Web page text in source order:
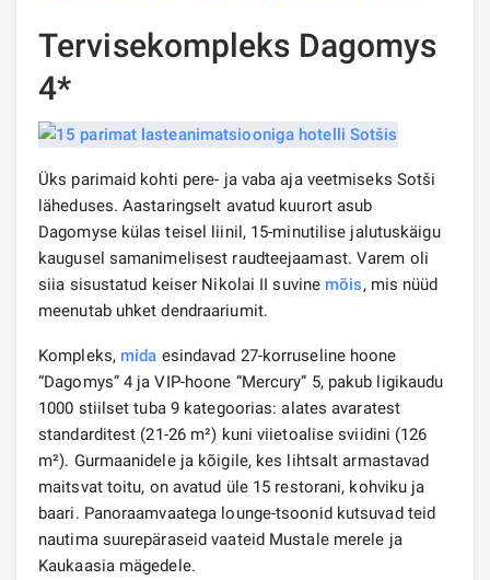
Tervisekompleks Dagomys
4*
Üks parimaid kohti pere- ja vaba aja veetmiseks Sotši
läheduses. Aastaringselt avatud kuurort asub
Dagomyse külas teisel liinil, 15-minutilise jalutuskäigu
kaugusel samanimelisest raudteejaamast. Varem oli
siia sisustatud keiser Nikolai II suvine mõis, mis nüüd
meenutab uhket dendraariumit.
Kompleks, mida esindavad 27-korruseline hoone
“Dagomys” 4 ja VIP-hoone “Mercury” 5, pakub ligikaudu
1000 stiilset tuba 9 kategoorias: alates avaratest
standarditest (21-26 m²) kuni viietoalise sviidini (126
m²). Gurmaanidele ja kõigile, kes lihtsalt armastavad
maitsvat toitu, on avatud üle 15 restorani, kohviku ja
baari. Panoraamvaatega lounge-tsoonid kutsuvad teid
nautima suurepäraseid vaateid Mustale merele ja
Kaukaasia mägedele.